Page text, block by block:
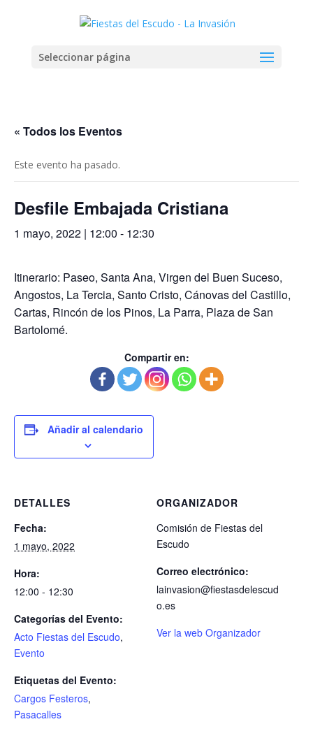
Seleccionar página
« Todos los Eventos
Este evento ha pasado.
Desfile Embajada Cristiana
1 mayo, 2022 | 12:00 - 12:30
Itinerario: Paseo, Santa Ana, Virgen del Buen Suceso,
Angostos, La Tercia, Santo Cristo, Cánovas del Castillo,
Cartas, Rincón de los Pinos, La Parra, Plaza de San
Bartolomé.
Compartir en:
Añadir al calendario
DETALLES
Fecha:
1 mayo, 2022
Hora:
12:00 - 12:30
Categorías del Evento:
Acto Fiestas del Escudo,
Evento
Etiquetas del Evento:
Cargos Festeros,
Pasacalles
ORGANIZADOR
Comisión de Fiestas del
Escudo
Correo electrónico:
lainvasion@fiestasdelescud
o.es
Ver la web Organizador